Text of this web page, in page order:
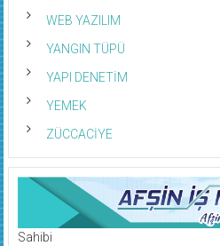
WEB YAZILIM
YANGIN TÜPÜ
YAPI DENETİM
YEMEK
ZÜCCACİYE
Sahibi